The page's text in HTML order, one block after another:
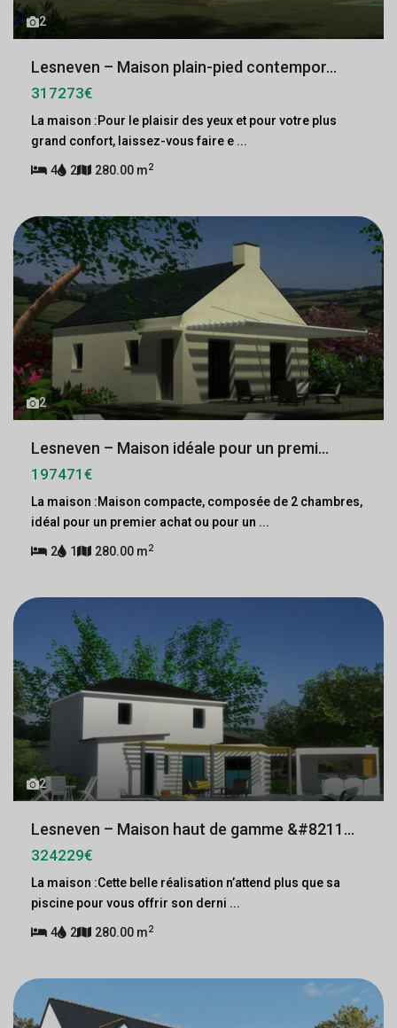
2
Lesneven – Maison plain-pied contempor...
317273€
La maison :Pour le plaisir des yeux et pour votre plus
grand confort, laissez-vous faire e ...
4 2 280.00 m2
2
Lesneven – Maison idéale pour un premi...
197471€
La maison :Maison compacte, composée de 2 chambres,
idéal pour un premier achat ou pour un ...
2 1 280.00 m2
2
Lesneven – Maison haut de gamme &#8211...
324229€
La maison :Cette belle réalisation n’attend plus que sa
piscine pour vous offrir son derni ...
4 2 280.00 m2